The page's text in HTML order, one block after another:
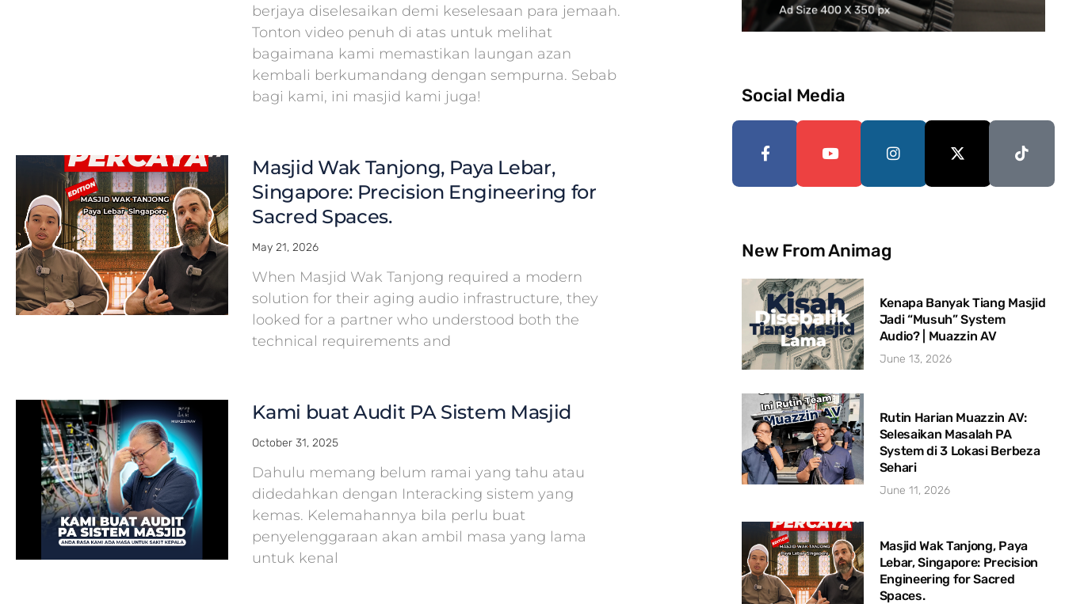
berjaya diselesaikan demi keselesaan para jemaah.
Tonton video penuh di atas untuk melihat
bagaimana kami memastikan laungan azan
kembali berkumandang dengan sempurna. Sebab
bagi kami, ini masjid kami juga!
Masjid Wak Tanjong, Paya Lebar,
Singapore: Precision Engineering for
Sacred Spaces.
May 21, 2026
When Masjid Wak Tanjong required a modern
solution for their aging audio infrastructure, they
looked for a partner who understood both the
technical requirements and
Kami buat Audit PA Sistem Masjid
October 31, 2025
Dahulu memang belum ramai yang tahu atau
didedahkan dengan Interacking sistem yang
kemas. Kelemahannya bila perlu buat
penyelenggaraan akan ambil masa yang lama
untuk kenal
Social Media
New From Animag
Kenapa Banyak Tiang Masjid
Jadi “Musuh” System
Audio? | Muazzin AV
June 13, 2026
Rutin Harian Muazzin AV:
Selesaikan Masalah PA
System di 3 Lokasi Berbeza
Sehari
June 11, 2026
Masjid Wak Tanjong, Paya
Lebar, Singapore: Precision
Engineering for Sacred
Spaces.